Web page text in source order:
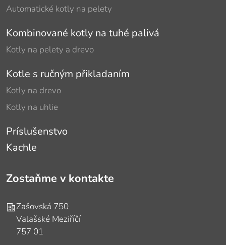
Automatické kotly na pelety
Kombinované kotly na tuhé palivá
Kotly na pelety a drevo
Kotle s ručným přikladaním
Kotly na drevo
Kotly na uhlie
Príslušenstvo
Kachle
Zostaňme v kontakte
Adresa
Zašovská 750
Valašské Meziříčí
757 01